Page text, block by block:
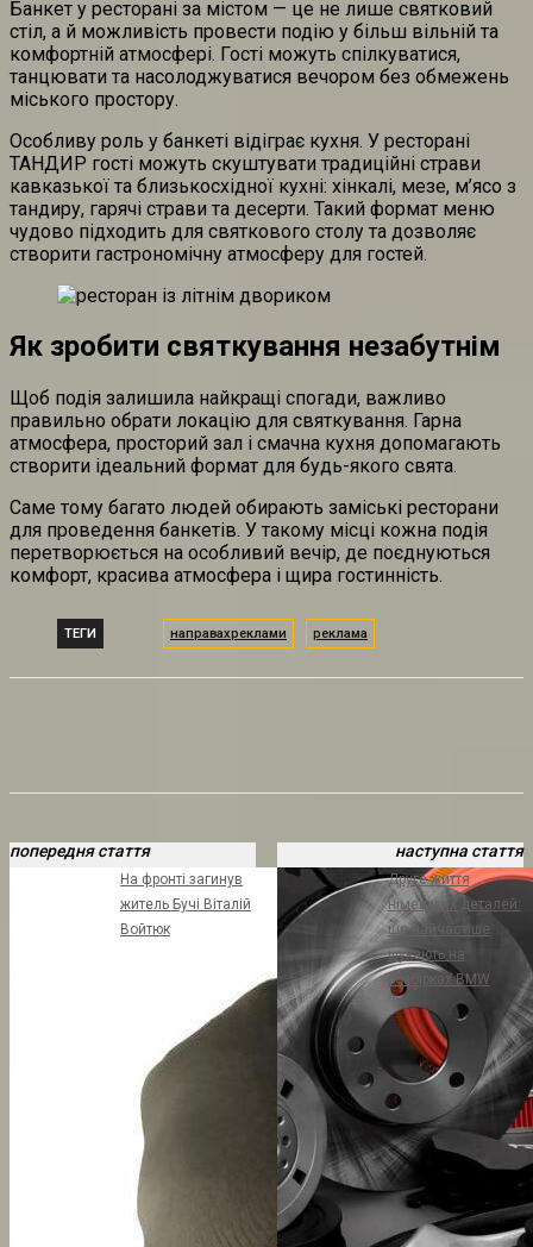
Банкет у ресторані за містом — це не лише святковий
стіл, а й можливість провести подію у більш вільній та
комфортній атмосфері. Гості можуть спілкуватися,
танцювати та насолоджуватися вечором без обмежень
міського простору.
Особливу роль у банкеті відіграє кухня. У ресторані
ТАНДИР гості можуть скуштувати традиційні страви
кавказької та близькосхідної кухні: хінкалі, мезе, м’ясо з
тандиру, гарячі страви та десерти. Такий формат меню
чудово підходить для святкового столу та дозволяє
створити гастрономічну атмосферу для гостей.
Як зробити святкування незабутнім
Щоб подія залишила найкращі спогади, важливо
правильно обрати локацію для святкування. Гарна
атмосфера, просторий зал і смачна кухня допомагають
створити ідеальний формат для будь-якого свята.
Саме тому багато людей обирають заміські ресторани
для проведення банкетів. У такому місці кожна подія
перетворюється на особливий вечір, де поєднуються
комфорт, красива атмосфера і щира гостинність.
ТЕГИ направахреклами реклама
попередня стаття
На фронті загинув
житель Бучі Віталій
Войтюк
наступна стаття
Друге життя
німецьких деталей:
що найчастіше
шукають на
розбірках BMW